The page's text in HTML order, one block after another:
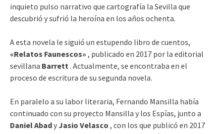
inquieto pulso narrativo que cartografía la Sevilla que
descubrió y sufrió la heroína en los años ochenta.
A esta novela le siguió un estupendo libro de cuentos,
«Relatos Faunescos» , publicado en 2017 por la editorial
sevillana Barrett. Actualmente, se encontraba en el
proceso de escritura de su segunda novela.
En paralelo a su labor literaria, Fernando Mansilla había
continuado con su proyecto Mansilla y los Espías, junto a
Daniel Abady Jasio Velasco , con los que publicó en 2017